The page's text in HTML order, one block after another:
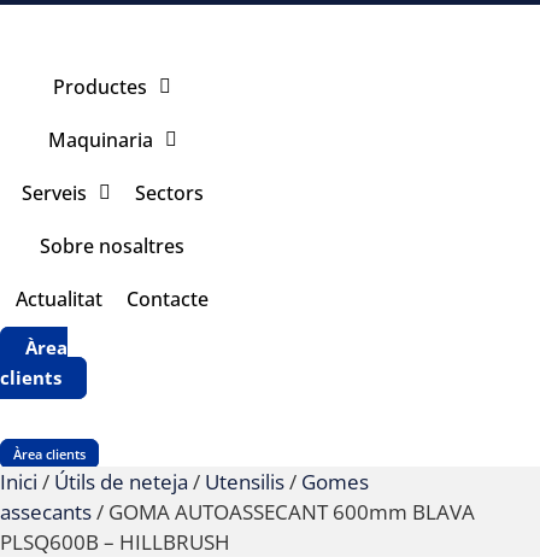
Productes
Maquinaria
Serveis
Sectors
Sobre nosaltres
Actualitat
Contacte
Àrea
clients
Àrea clients
Inici / Útils de neteja / Utensilis/ Gomes
assecants/ GOMA AUTOASSECANT 600mm BLAVA
PLSQ600B – HILLBRUSH